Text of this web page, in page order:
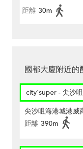
距離 30m
國都大廈附近的
city'super - 尖沙
尖沙咀海港城港威
距離 390m